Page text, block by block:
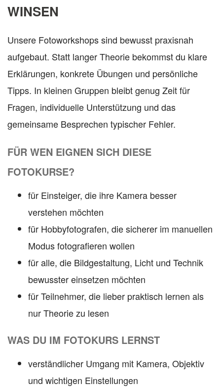
WINSEN
Unsere Fotoworkshops sind bewusst praxisnah
aufgebaut. Statt langer Theorie bekommst du klare
Erklärungen, konkrete Übungen und persönliche
Tipps. In kleinen Gruppen bleibt genug Zeit für
Fragen, individuelle Unterstützung und das
gemeinsame Besprechen typischer Fehler.
FÜR WEN EIGNEN SICH DIESE
FOTOKURSE?
für Einsteiger, die ihre Kamera besser
verstehen möchten
für Hobbyfotografen, die sicherer im manuellen
Modus fotografieren wollen
für alle, die Bildgestaltung, Licht und Technik
bewusster einsetzen möchten
für Teilnehmer, die lieber praktisch lernen als
nur Theorie zu lesen
WAS DU IM FOTOKURS LERNST
verständlicher Umgang mit Kamera, Objektiv
und wichtigen Einstellungen